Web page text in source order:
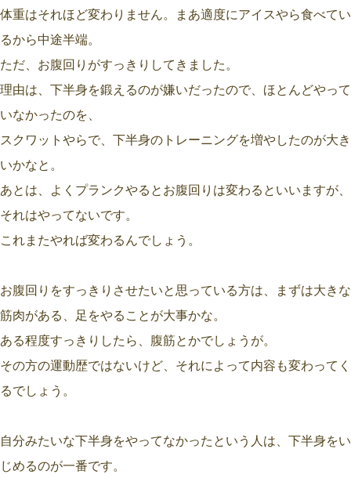
体重はそれほど変わりません。まあ適度にアイスやら食べてい
るから中途半端。
ただ、お腹回りがすっきりしてきました。
理由は、下半身を鍛えるのが嫌いだったので、ほとんどやって
いなかったのを、
スクワットやらで、下半身のトレーニングを増やしたのが大き
いかなと。
あとは、よくプランクやるとお腹回りは変わるといいますが、
それはやってないです。
これまたやれば変わるんでしょう。
お腹回りをすっきりさせたいと思っている方は、まずは大きな
筋肉がある、足をやることが大事かな。
ある程度すっきりしたら、腹筋とかでしょうが。
その方の運動歴ではないけど、それによって内容も変わってく
るでしょう。
自分みたいな下半身をやってなかったという人は、下半身をい
じめるのが一番です。